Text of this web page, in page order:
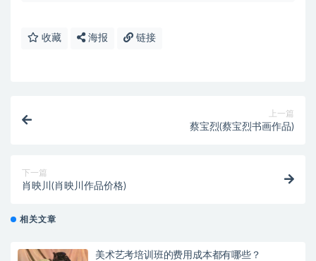
收藏 海报 链接
上一篇
蔡宝烈(蔡宝烈书画作品)
下一篇
肖映川(肖映川作品价格)
相关文章
美术艺考培训班的费用成本都有哪些？